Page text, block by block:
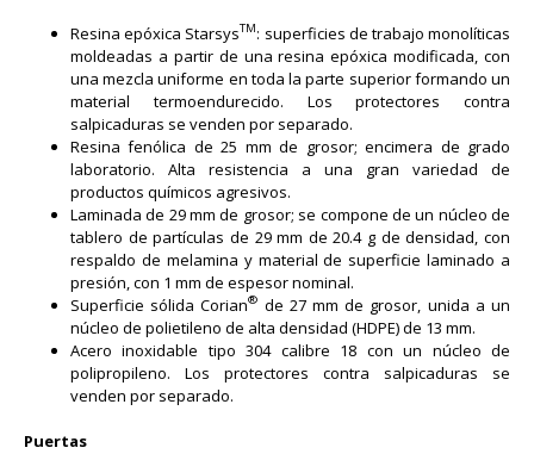
Resina epóxica StarsysTM: superficies de trabajo monolíticas
moldeadas a partir de una resina epóxica modificada, con
una mezcla uniforme en toda la parte superior formando un
material termoendurecido. Los protectores contra
salpicaduras se venden por separado.
Resina fenólica de 25 mm de grosor; encimera de grado
laboratorio. Alta resistencia a una gran variedad de
productos químicos agresivos.
Laminada de 29 mm de grosor; se compone de un núcleo de
tablero de partículas de 29 mm de 20.4 g de densidad, con
respaldo de melamina y material de superficie laminado a
presión, con 1 mm de espesor nominal.
Superficie sólida Corian® de 27 mm de grosor, unida a un
núcleo de polietileno de alta densidad (HDPE) de 13 mm.
Acero inoxidable tipo 304 calibre 18 con un núcleo de
polipropileno. Los protectores contra salpicaduras se
venden por separado.
Puertas